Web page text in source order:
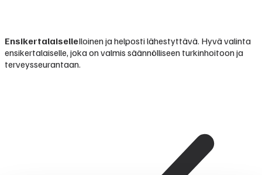
EnsikertalaiselleIloinen ja helposti lähestyttävä. Hyvä valinta
ensikertalaiselle, joka on valmis säännölliseen turkinhoitoon ja
terveysseurantaan.